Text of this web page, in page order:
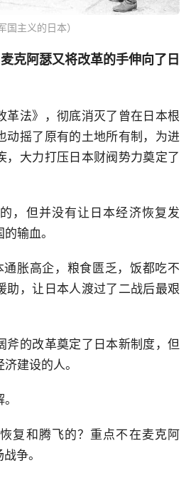
国主义的日本）
克阿瑟又将改革的手伸向了日
革法》，彻底消灭了曾在日本根
动摇了原有的土地所有制，为进
，大力打压日本财阀势力奠定了
，但并没有让日本经济恢复发
输血。
胀高企，粮食匮乏，饭都吃不
助，让日本人渡过了二战后最艰
斧的改革奠定了日本新制度，但
建设的人。
复和腾飞的？重点不在麦克阿
争。